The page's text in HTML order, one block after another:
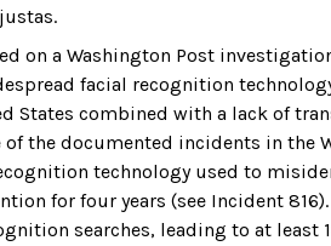
on a Washington Post
facial recognition
States combined with a lack of
the documented incidents in the
technology used to
for four years (see Incident
searches, leading to at least